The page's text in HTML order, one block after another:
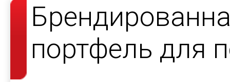
портфель для